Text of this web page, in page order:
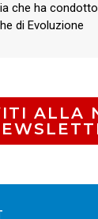
che ha
di Evoluzione
ALLA